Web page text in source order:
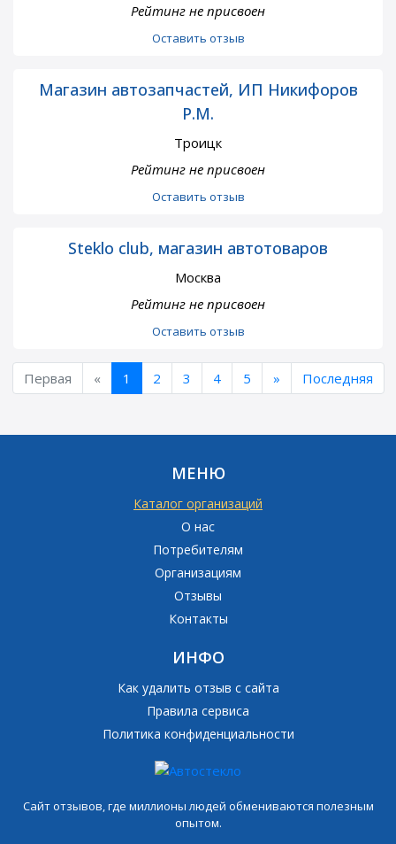
Рейтинг не присвоен
Оставить отзыв
Магазин автозапчастей, ИП Никифоров
Р.М.
Троицк
Рейтинг не присвоен
Оставить отзыв
Steklo club, магазин автотоваров
Москва
Рейтинг не присвоен
Оставить отзыв
Первая « 1 2 3 4 5 » Последняя
МЕНЮ
Каталог организаций
О нас
Потребителям
Организациям
Отзывы
Контакты
ИНФО
Как удалить отзыв с сайта
Правила сервиса
Политика конфиденциальности
Сайт отзывов, где миллионы людей обмениваются полезным
опытом.